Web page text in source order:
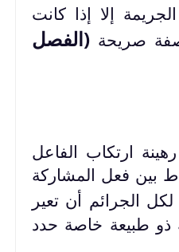
إلا إذا كانت
صريحة (الفصل
ارتكاب الفاعل
بين فعل المشاركة
الجرائم أن تعير
ذو طبيعة خاصة حدد